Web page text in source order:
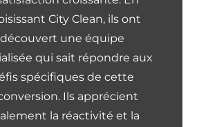
City Clean, ils ont
découvert une équipe
qui sait répondre aux
spécifiques de cette
Ils apprécient
la réactivité et la